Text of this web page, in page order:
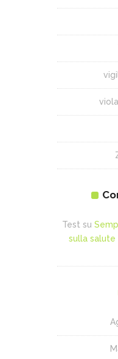
Test su
sulla salute